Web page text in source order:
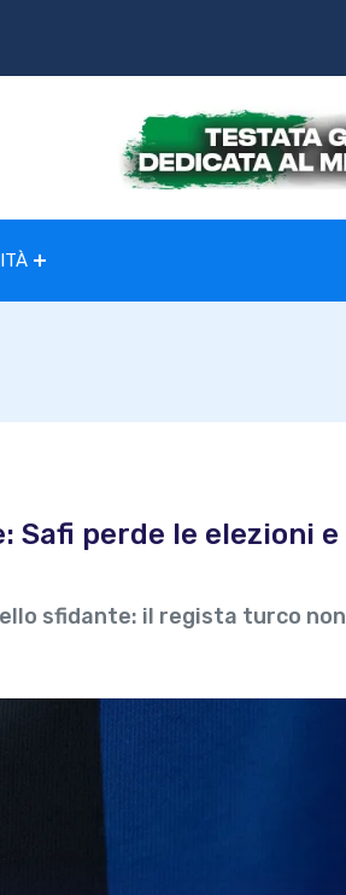
Safi perde le elezioni e
sfidante: il regista turco non